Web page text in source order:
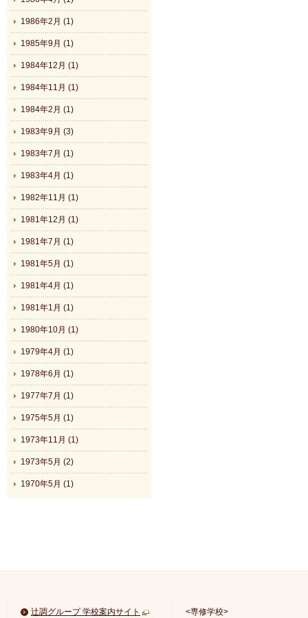
1986年2月 (1)
1985年9月 (1)
1984年12月 (1)
1984年11月 (1)
1984年2月 (1)
1983年9月 (3)
1983年7月 (1)
1983年4月 (1)
1982年11月 (1)
1981年12月 (1)
1981年7月 (1)
1981年5月 (1)
1981年4月 (1)
1981年1月 (1)
1980年10月 (1)
1979年4月 (1)
1978年6月 (1)
1977年7月 (1)
1975年5月 (1)
1973年11月 (1)
1973年5月 (2)
1970年5月 (1)
辻調グループ 学校案内サイト
<専修学校>